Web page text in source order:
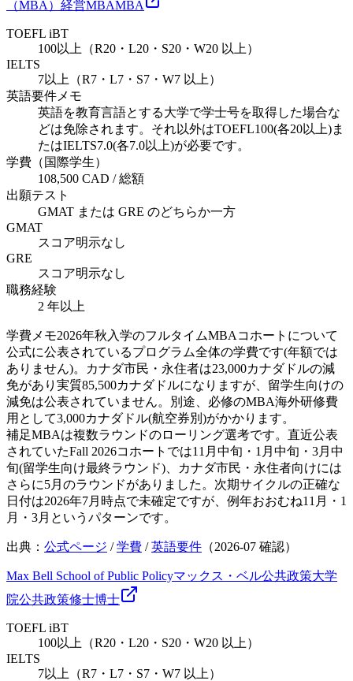
（MBA） 経営MBAMBA
TOEFL iBT
100以上（R20・L20・S20・W20 以上）
IELTS
7以上（R7・L7・S7・W7 以上）
英語要件メモ
英語を教育言語とする大学で学士号を取得した場合な
どは免除されます。それ以外はTOEFL100(各20以上)ま
たはIELTS7.0(各7.0以上)が必要です。
学費（国際学生）
108,500 CAD / 総額
出願テスト
GMAT または GRE のどちらか一方
GMAT
スコア明示なし
GRE
スコア明示なし
職務経験
2 年以上
学費メモ2026年秋入学のフルタイムMBAコホートについて
公式に公表されているプログラム全体の学費です(年額では
ありません)。カナダ市民・永住者は23,000カナダドルの減
免があり実質85,500カナダドルになりますが、留学生向けの
減免は公表されていません。別途、必修のMBA海外研修費
用として3,000カナダドル(航空券別)がかかります。
補足MBAは複数ラウンドのローリング選考です。直近公表
されていたFall 2026コホートでは11月中旬・1月中旬・3月中
旬(留学生向け最終ラウンド)、カナダ市民・永住者向けには
さらに5月のラウンドがありました。次期サイクルの正確な
日付は2026年7月時点で未確定ですが、例年おおむね11月・1
月・3月というパターンです。
出典： 公式ページ /学費 /英語要件 （2026-07 確認）
Max Bell School of Public Policyマックス・ベル公共政策大学
院公共政策修士博士
TOEFL iBT
100以上（R20・L20・S20・W20 以上）
IELTS
7以上（R7・L7・S7・W7 以上）